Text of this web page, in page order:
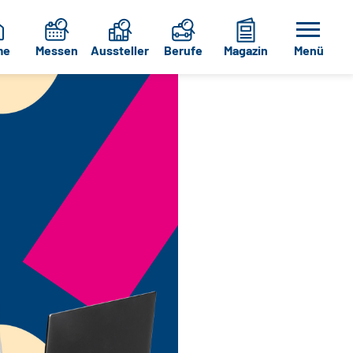
Messen Aussteller Berufe Magazin Menü